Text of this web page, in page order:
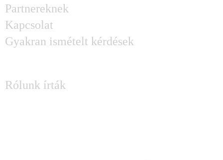
Partnereknek
Kapcsolat
Gyakran ismételt kérdések
Rólunk írták